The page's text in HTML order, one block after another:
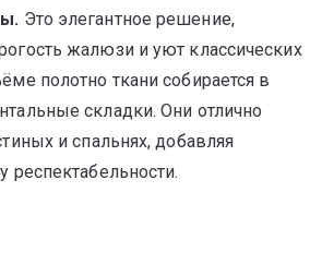
Это элегантное решение,
жалюзи и уют классических
полотно ткани собирается в
складки. Они отлично
и спальнях, добавляя
респектабельности.